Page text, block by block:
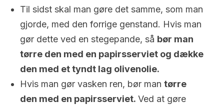
Til sidst skal man gøre det samme, som man
gjorde, med den forrige genstand. Hvis man
gør dette ved en stegepande, så bør man
tørre den med en papirsserviet og dække
den med et tyndt lag olivenolie.
Hvis man gør vasken ren, bør man tørre
den med en papirsserviet. Ved at gøre